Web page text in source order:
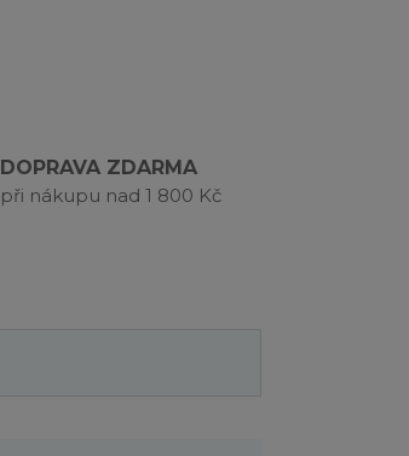
DOPRAVA ZDARMA
při nákupu nad 1 800 Kč